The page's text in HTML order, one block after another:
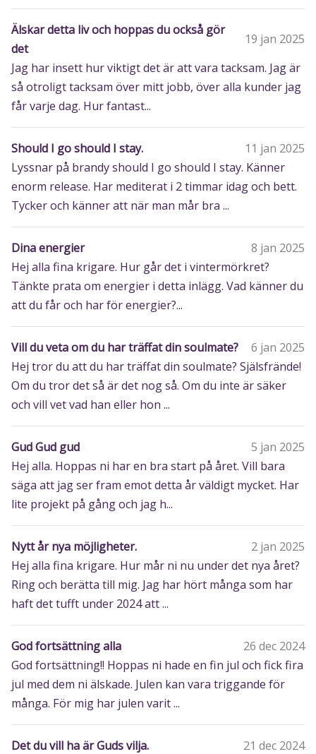
Älskar detta liv och hoppas du också gör
det
19 jan 2025
Jag har insett hur viktigt det är att vara tacksam. Jag är
så otroligt tacksam över mitt jobb, över alla kunder jag
får varje dag. Hur fantast...
Should I go should I stay.
11 jan 2025
Lyssnar på brandy should I go should I stay. Känner
enorm release. Har mediterat i 2 timmar idag och bett.
Tycker och känner att när man mår bra ...
Dina energier
8 jan 2025
Hej alla fina krigare. Hur går det i vintermörkret?
Tänkte prata om energier i detta inlägg. Vad känner du
att du får och har för energier?...
Vill du veta om du har träffat din soulmate?
6 jan 2025
Hej tror du att du har träffat din soulmate? Själsfrände!
Om du tror det så är det nog så. Om du inte är säker
och vill vet vad han eller hon ...
Gud Gud gud
5 jan 2025
Hej alla. Hoppas ni har en bra start på året. Vill bara
säga att jag ser fram emot detta år väldigt mycket. Har
lite projekt på gång och jag h...
Nytt år nya möjligheter.
2 jan 2025
Hej alla fina krigare. Hur mår ni nu under det nya året?
Ring och berätta till mig. Jag har hört många som har
haft det tufft under 2024 att ...
God fortsättning alla
26 dec 2024
God fortsättning!! Hoppas ni hade en fin jul och fick fira
jul med dem ni älskade. Julen kan vara triggande för
många. För mig har julen varit ...
Det du vill ha är Guds vilja.
21 dec 2024